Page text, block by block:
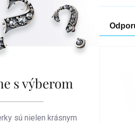
s výberom
sú nielen krásnym